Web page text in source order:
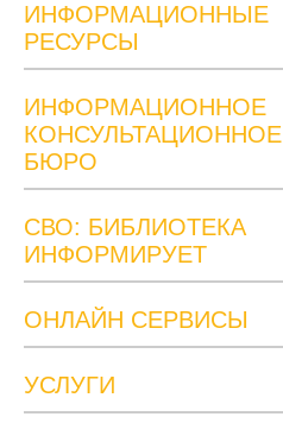
ИНФОРМАЦИОННЫЕ
РЕСУРСЫ
ИНФОРМАЦИОННОЕ
КОНСУЛЬТАЦИОННОЕ
БЮРО
СВО: БИБЛИОТЕКА
ИНФОРМИРУЕТ
ОНЛАЙН СЕРВИСЫ
УСЛУГИ